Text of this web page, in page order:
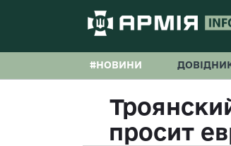
#НОВИНИ
просит